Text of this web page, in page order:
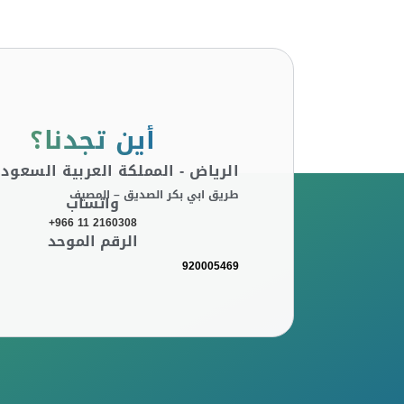
أين تجدنا؟
الرياض - المملكة العربية
طريق ابي بكر الصديق – المصيف
واتساب
+966 11 2160308
الرقم الموحد
920005469